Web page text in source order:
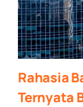
Rahasia
Ternyata